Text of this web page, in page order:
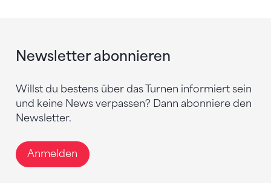
Newsletter abonnieren
Willst du bestens über das Turnen informiert sein
und keine News verpassen? Dann abonniere den
Newsletter.
Anmelden